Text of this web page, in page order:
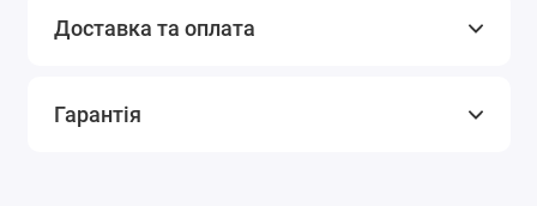
Доставка та оплата
Гарантія